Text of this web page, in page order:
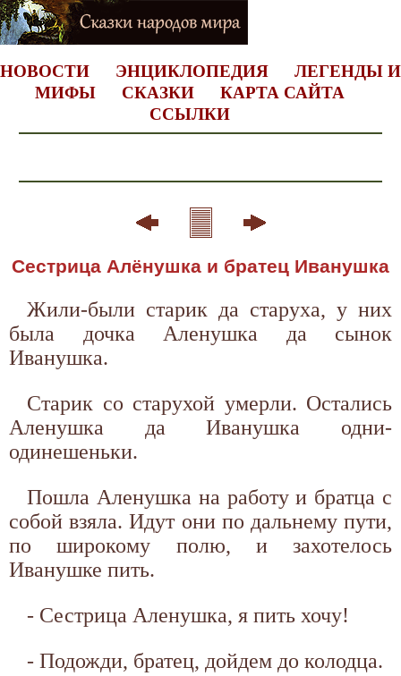
НОВОСТИ ЭНЦИКЛОПЕДИЯ
ЛЕГЕНДЫ И
МИФЫ
СКАЗКИ
КАРТА САЙТА
ССЫЛКИ
Сестрица Алёнушка и братец Иванушка
Жили-были старик да старуха, у них
была дочка Аленушка да сынок
Иванушка.
Старик со старухой умерли. Остались
Аленушка да Иванушка одни-
одинешеньки.
Пошла Аленушка на работу и братца с
собой взяла. Идут они по дальнему пути,
по широкому полю, и захотелось
Иванушке пить.
- Сестрица Аленушка, я пить хочу!
- Подожди, братец, дойдем до колодца.